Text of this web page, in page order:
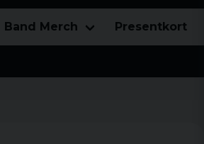
Band Merch Presentkort